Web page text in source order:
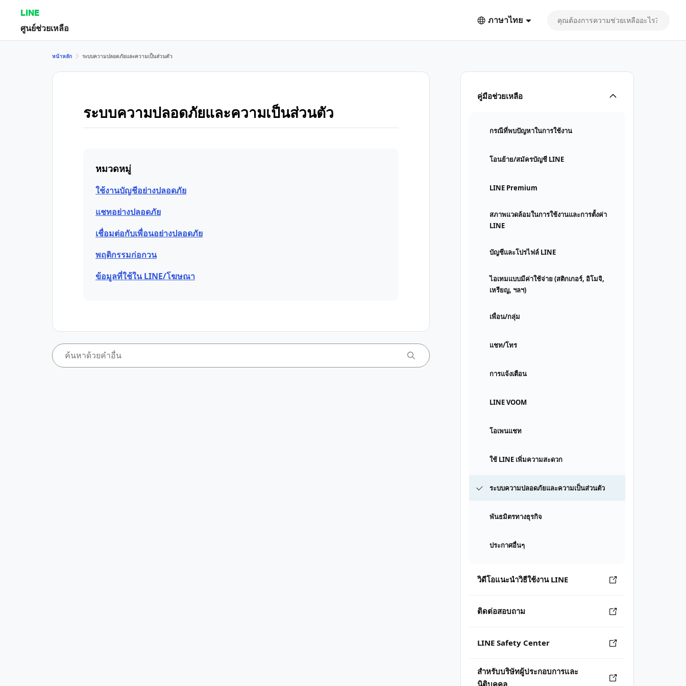
LINE
ศูนย์ช่วยเหลือ
ภาษาไทย
คู่มือช่วยเหลือ
กรณีที่พบปัญหาในการใช้งาน
โอนย้าย/สมัครบัญชี LINE
LINE Premium
สภาพแวดล้อมในการใช้งานและการตั้งค่า
LINE
บัญชีและโปรไฟล์ LINE
ไอเทมแบบมีค่าใช้จ่าย (สติกเกอร์, อิโมจิ,
เหรียญ, ฯลฯ)
เพื่อน/กลุ่ม
แชท/โทร
การแจ้งเตือน
LINE VOOM
โอเพนแชท
ใช้ LINE เพิ่มความสะดวก
ระบบความปลอดภัยและความเป็นส่วนตัว
พันธมิตรทางธุรกิจ
ประกาศอื่นๆ
วิดีโอแนะนำวิธีใช้งาน LINE
ติดต่อสอบถาม
LINE Safety Center
สำหรับบริษัทผู้ประกอบการและ
นิติบุคคล
หน้าหลัก ระบบความปลอดภัยและความเป็นส่วนตัว
ระบบความปลอดภัยและความเป็นส่วนตัว
หมวดหมู่
ใช้งานบัญชีอย่างปลอดภัย
แชทอย่างปลอดภัย
เชื่อมต่อกับเพื่อนอย่างปลอดภัย
พฤติกรรมก่อกวน
ข้อมูลที่ใช้ใน LINE/โฆษณา